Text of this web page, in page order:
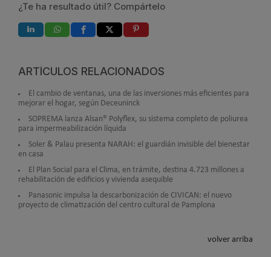
¿Te ha resultado útil? Compártelo
ARTÍCULOS RELACIONADOS
El cambio de ventanas, una de las inversiones más eficientes para
mejorar el hogar, según Deceuninck
SOPREMA lanza Alsan® Polyflex, su sistema completo de poliurea
para impermeabilización líquida
Soler & Palau presenta NARAH: el guardián invisible del bienestar
en casa
El Plan Social para el Clima, en trámite, destina 4.723 millones a
rehabilitación de edificios y vivienda asequible
Panasonic impulsa la descarbonización de CIVICAN: el nuevo
proyecto de climatización del centro cultural de Pamplona
volver arriba